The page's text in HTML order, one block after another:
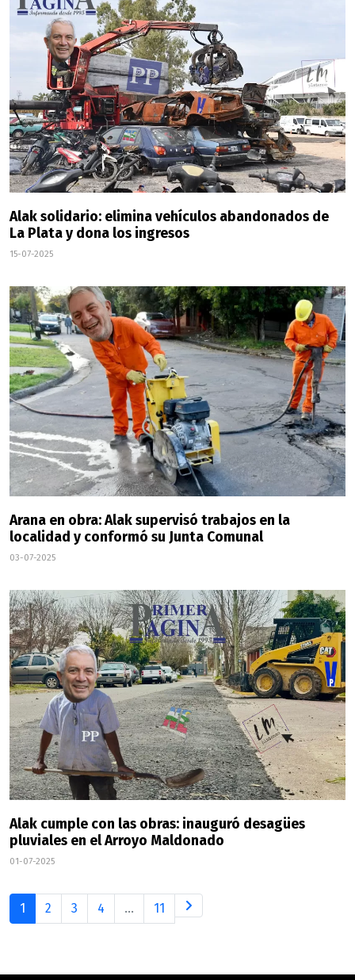
Alak solidario: elimina vehículos abandonados de
La Plata y dona los ingresos
15-07-2025
Arana en obra: Alak supervisó trabajos en la
localidad y conformó su Junta Comunal
03-07-2025
Alak cumple con las obras: inauguró desagües
pluviales en el Arroyo Maldonado
01-07-2025
1 2 3 4 ... 11